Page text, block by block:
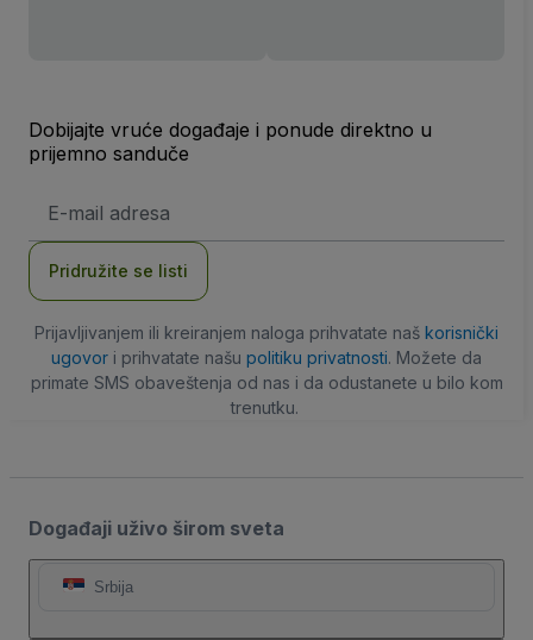
Dobijajte vruće događaje i ponude direktno u
prijemno sanduče
mail
Pridružite se listi
Prijavljivanjem ili kreiranjem naloga prihvatate naš korisnički
ugovor i prihvatate našu politiku privatnosti. Možete da
primate SMS obaveštenja od nas i da odustanete u bilo kom
trenutku.
Događaji uživo širom sveta
Srbija